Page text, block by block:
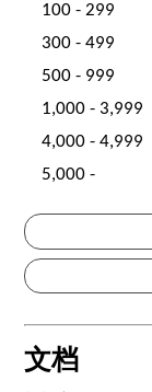
100 - 299
300 - 499
500 - 999
1,000 - 3,999
4,000 - 4,999
5,000 -
文档